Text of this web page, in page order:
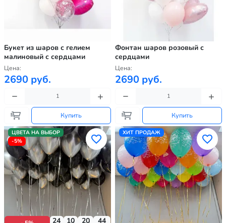
Букет из шаров с гелием
малиновый с сердцами
Цена:
2690 руб.
Купить
Фонтан шаров розовый с
сердцами
Цена:
2690 руб.
Купить
ЦВЕТА НА ВЫБОР
-5%
24 10 20 42
ХИТ ПРОДАЖ